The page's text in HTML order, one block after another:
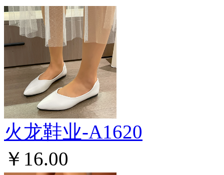
火龙鞋业-A1620
￥16.00